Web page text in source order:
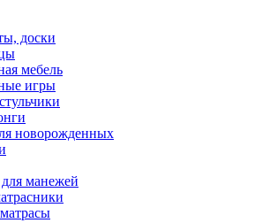
доски
мебель
игры
новорожденных
манежей